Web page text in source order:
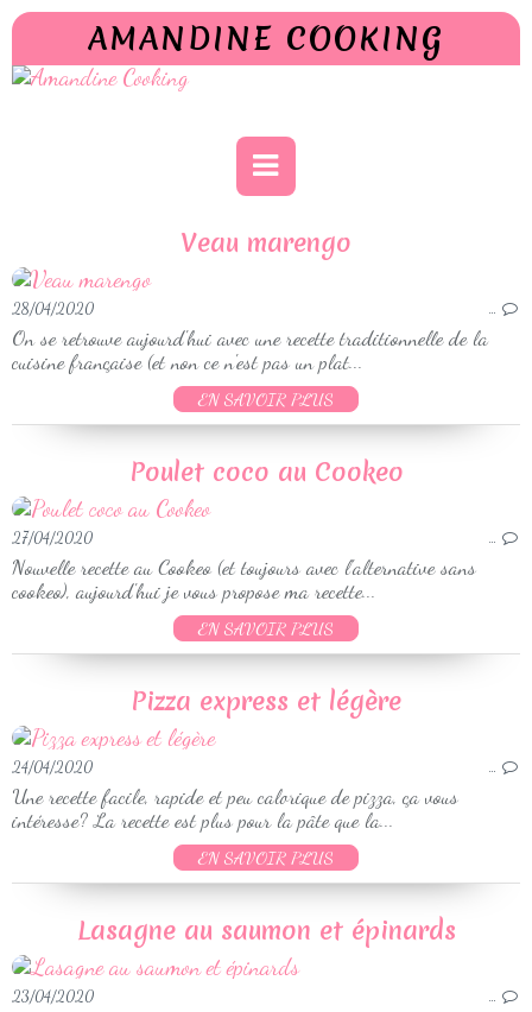
AMANDINE COOKING
Veau marengo
28/04/2020 …
On se retrouve aujourd'hui avec une recette traditionnelle de la
cuisine française (et non ce n'est pas un plat...
EN SAVOIR PLUS
Poulet coco au Cookeo
27/04/2020 …
Nouvelle recette au Cookeo (et toujours avec l'alternative sans
cookeo), aujourd'hui je vous propose ma recette...
EN SAVOIR PLUS
Pizza express et légère
24/04/2020 …
Une recette facile, rapide et peu calorique de pizza, ça vous
intéresse? La recette est plus pour la pâte que la...
EN SAVOIR PLUS
Lasagne au saumon et épinards
23/04/2020 …